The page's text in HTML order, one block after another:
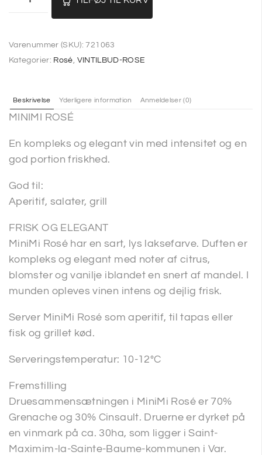
Varenummer (SKU):721063
Kategorier: Rosé, VINTILBUD-ROSE
Beskrivelse Yderligere information Anmeldelser (0)
MINIMI ROSÉ
En kompleks og elegant vin med intensitet og en
god portion friskhed.
God til:
Aperitif, salater, grill
FRISK OG ELEGANT
MiniMi Rosé har en sart, lys laksefarve. Duften er
kompleks og elegant med noter af citrus,
blomster og vanilje iblandet en snert af mandel. I
munden opleves vinen intens og dejlig frisk.
Server MiniMi Rosé som aperitif, til tapas eller
fisk og grillet kød.
Serveringstemperatur: 10-12°C
Fremstilling
Druesammensætningen i MiniMi Rosé er 70%
Grenache og 30% Cinsault. Druerne er dyrket på
en vinmark på ca. 30ha, som ligger i Saint-
Maximim-la-Sainte-Baume-kommunen i Var.